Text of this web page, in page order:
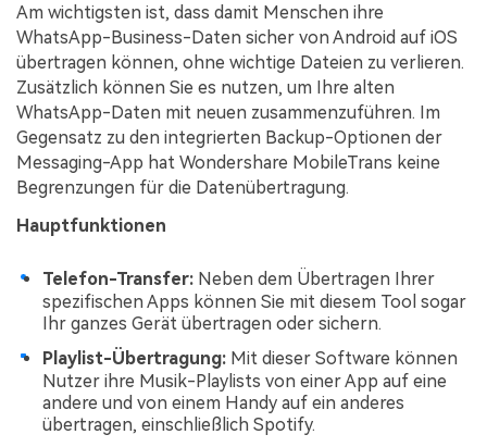
Am wichtigsten ist, dass damit Menschen ihre
WhatsApp-Business-Daten sicher von Android auf iOS
übertragen können, ohne wichtige Dateien zu verlieren.
Zusätzlich können Sie es nutzen, um Ihre alten
WhatsApp-Daten mit neuen zusammenzuführen. Im
Gegensatz zu den integrierten Backup-Optionen der
Messaging-App hat Wondershare MobileTrans keine
Begrenzungen für die Datenübertragung.
Hauptfunktionen
Telefon-Transfer: Neben dem Übertragen Ihrer
spezifischen Apps können Sie mit diesem Tool sogar
Ihr ganzes Gerät übertragen oder sichern.
Playlist-Übertragung: Mit dieser Software können
Nutzer ihre Musik-Playlists von einer App auf eine
andere und von einem Handy auf ein anderes
übertragen, einschließlich Spotify.